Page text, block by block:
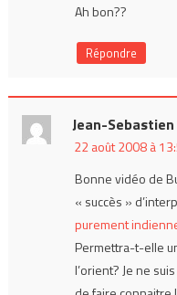
Ah bon??
Répondre
Jean-Sebastien
22 août 2008 à
Bonne vidéo de
« succès »
purement
Permettra-t-elle
l’orient? Je ne